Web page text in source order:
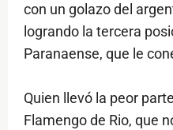
con un golazo del
logrando la tercera
Paranaense, que le
Quien llevó la peor
Flamengo de Rio, que